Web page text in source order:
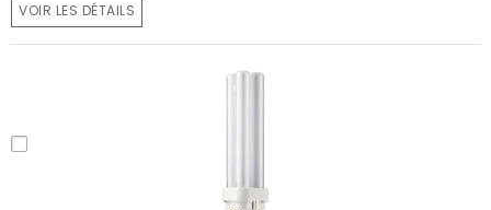
VOIR LES DÉTAILS